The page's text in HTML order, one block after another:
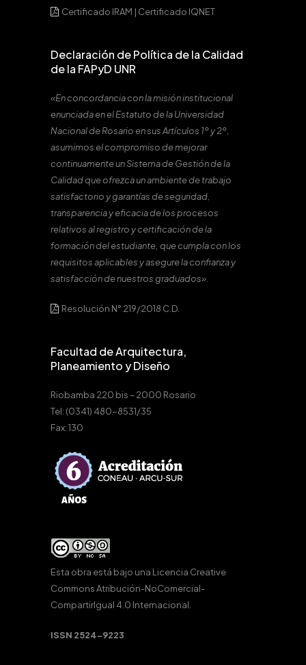
Certificado IRAM | Certificado IQNET
Declaración de Política de la Calidad
de la FAPyD UNR
«En concordancia con la misión institucional
enunciada en el Estatuto de la Universidad
Nacional de Rosario en sus Artículos 1º y 2º,
asumimos el compromiso de mejorar
continuamente un Sistema de Gestión de la
Calidad que ofrezca un ambiente de trabajo
satisfactorio y garantías de seguridad,
transparencia y eficacia de los procesos
relativos al registro y certificación de la
formación del estudiante, que cumpla con los
requisitos aplicables y asegure la confianza y
satisfacción de nuestros graduados».
Resolución N° 219/2018 C.D.
Facultad de Arquitectura,
Planeamiento y Diseño
Riobamba 220 bis – 2000 Rosario
Tel: (0341) 480-8531/35
Fax: 130
Esta obra está bajo una Licencia Creative
Commons Atribución-NoComercial-
CompartirIgual 4.0 Internacional.
ISSN 2524-9223